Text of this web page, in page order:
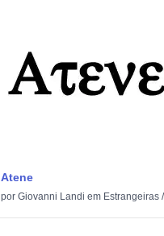
Atene
por Giovanni Landi em Estrangeiras /